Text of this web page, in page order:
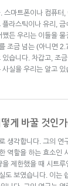
스마트폰이나 컴퓨터
라스틱이나 유리, 금
든 우리는 이들을 물
조금 넘는 (아니면
습니다. 차갑고, 조
실을 우리는 알고 있
게 바꿀 것인
생각합니다. 그의 연
역할을 하는 효소인
제한했을 때 시트
도 보였습니다. 이는